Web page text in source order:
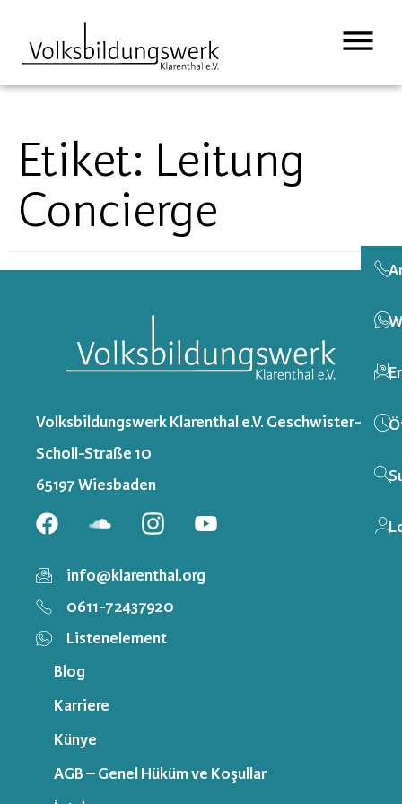
Etiket: Leitung
Concierge
Volksbildungswerk Klarenthal e.V. Geschwister-
Scholl-Straße 10
65197 Wiesbaden
info@klarenthal.org
0611-72437920
Listenelement
Blog
Karriere
Künye
AGB – Genel Hüküm ve Koşullar